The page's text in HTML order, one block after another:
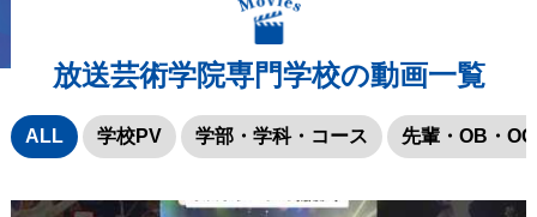
放送芸術学院専門学校の動画一覧
ALL 学校PV 学部・学科・コース 先輩・OB・OG